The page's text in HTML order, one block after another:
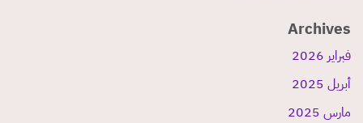
Archives
فبراير 2026
أبريل 2025
مارس 2025